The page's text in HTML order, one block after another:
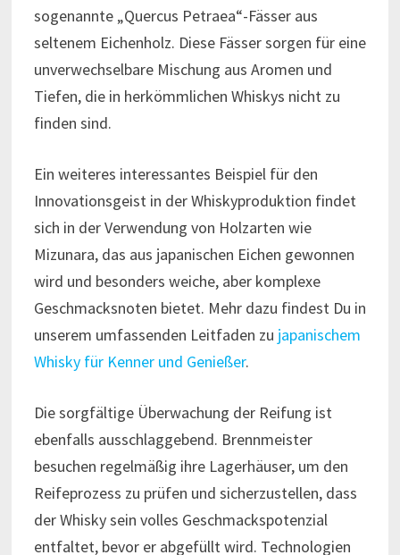
sogenannte „Quercus Petraea“-Fässer aus
seltenem Eichenholz. Diese Fässer sorgen für eine
unverwechselbare Mischung aus Aromen und
Tiefen, die in herkömmlichen Whiskys nicht zu
finden sind.
Ein weiteres interessantes Beispiel für den
Innovationsgeist in der Whiskyproduktion findet
sich in der Verwendung von Holzarten wie
Mizunara, das aus japanischen Eichen gewonnen
wird und besonders weiche, aber komplexe
Geschmacksnoten bietet. Mehr dazu findest Du in
unserem umfassenden Leitfaden zu japanischem
Whisky für Kenner und Genießer.
Die sorgfältige Überwachung der Reifung ist
ebenfalls ausschlaggebend. Brennmeister
besuchen regelmäßig ihre Lagerhäuser, um den
Reifeprozess zu prüfen und sicherzustellen, dass
der Whisky sein volles Geschmackspotenzial
entfaltet, bevor er abgefüllt wird. Technologien